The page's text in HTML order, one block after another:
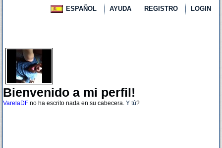
ESPAÑOL AYUDA REGISTRO LOGIN
Bienvenido a mi perfil!
VarelaDF no ha escrito nada en su cabecera. Y tú?